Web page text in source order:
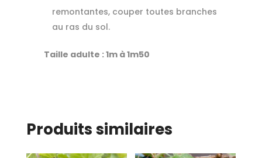
remontantes, couper toutes branches
au ras du sol.
Taille adulte : 1m à 1m50
Produits similaires